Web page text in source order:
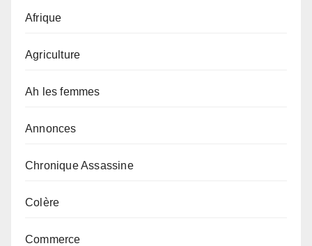
Afrique
Agriculture
Ah les femmes
Annonces
Chronique Assassine
Colère
Commerce